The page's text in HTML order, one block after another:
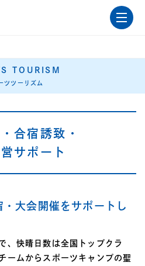
TOURISM
ツツーリズム
合宿誘致・
サポート
大会開催をサポートし
、快晴日数は全国トップクラ
ームからスポーツキャンプの聖